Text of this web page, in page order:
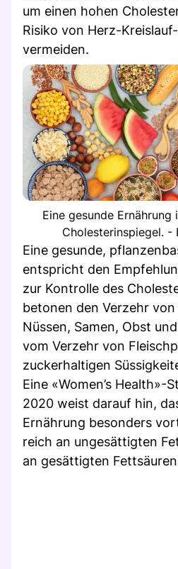
um einen hohen
Risiko von Herz-
vermeiden.
Eine gesunde
Cholesterinspiegel. -
Eine gesunde,
entspricht den
zur Kontrolle des
betonen den Verzehr
Nüssen, Samen, Obst und
vom Verzehr von
zuckerhaltigen
Eine «Women’s Health»-
2020 weist darauf hin,
Ernährung besonders
reich an ungesättigten
an gesättigten